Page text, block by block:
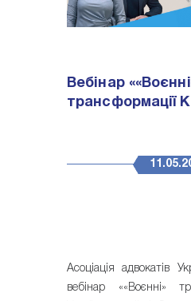
Вебінар
трансформації
Асоціація адвокатів
вебінар ««Воєнні»